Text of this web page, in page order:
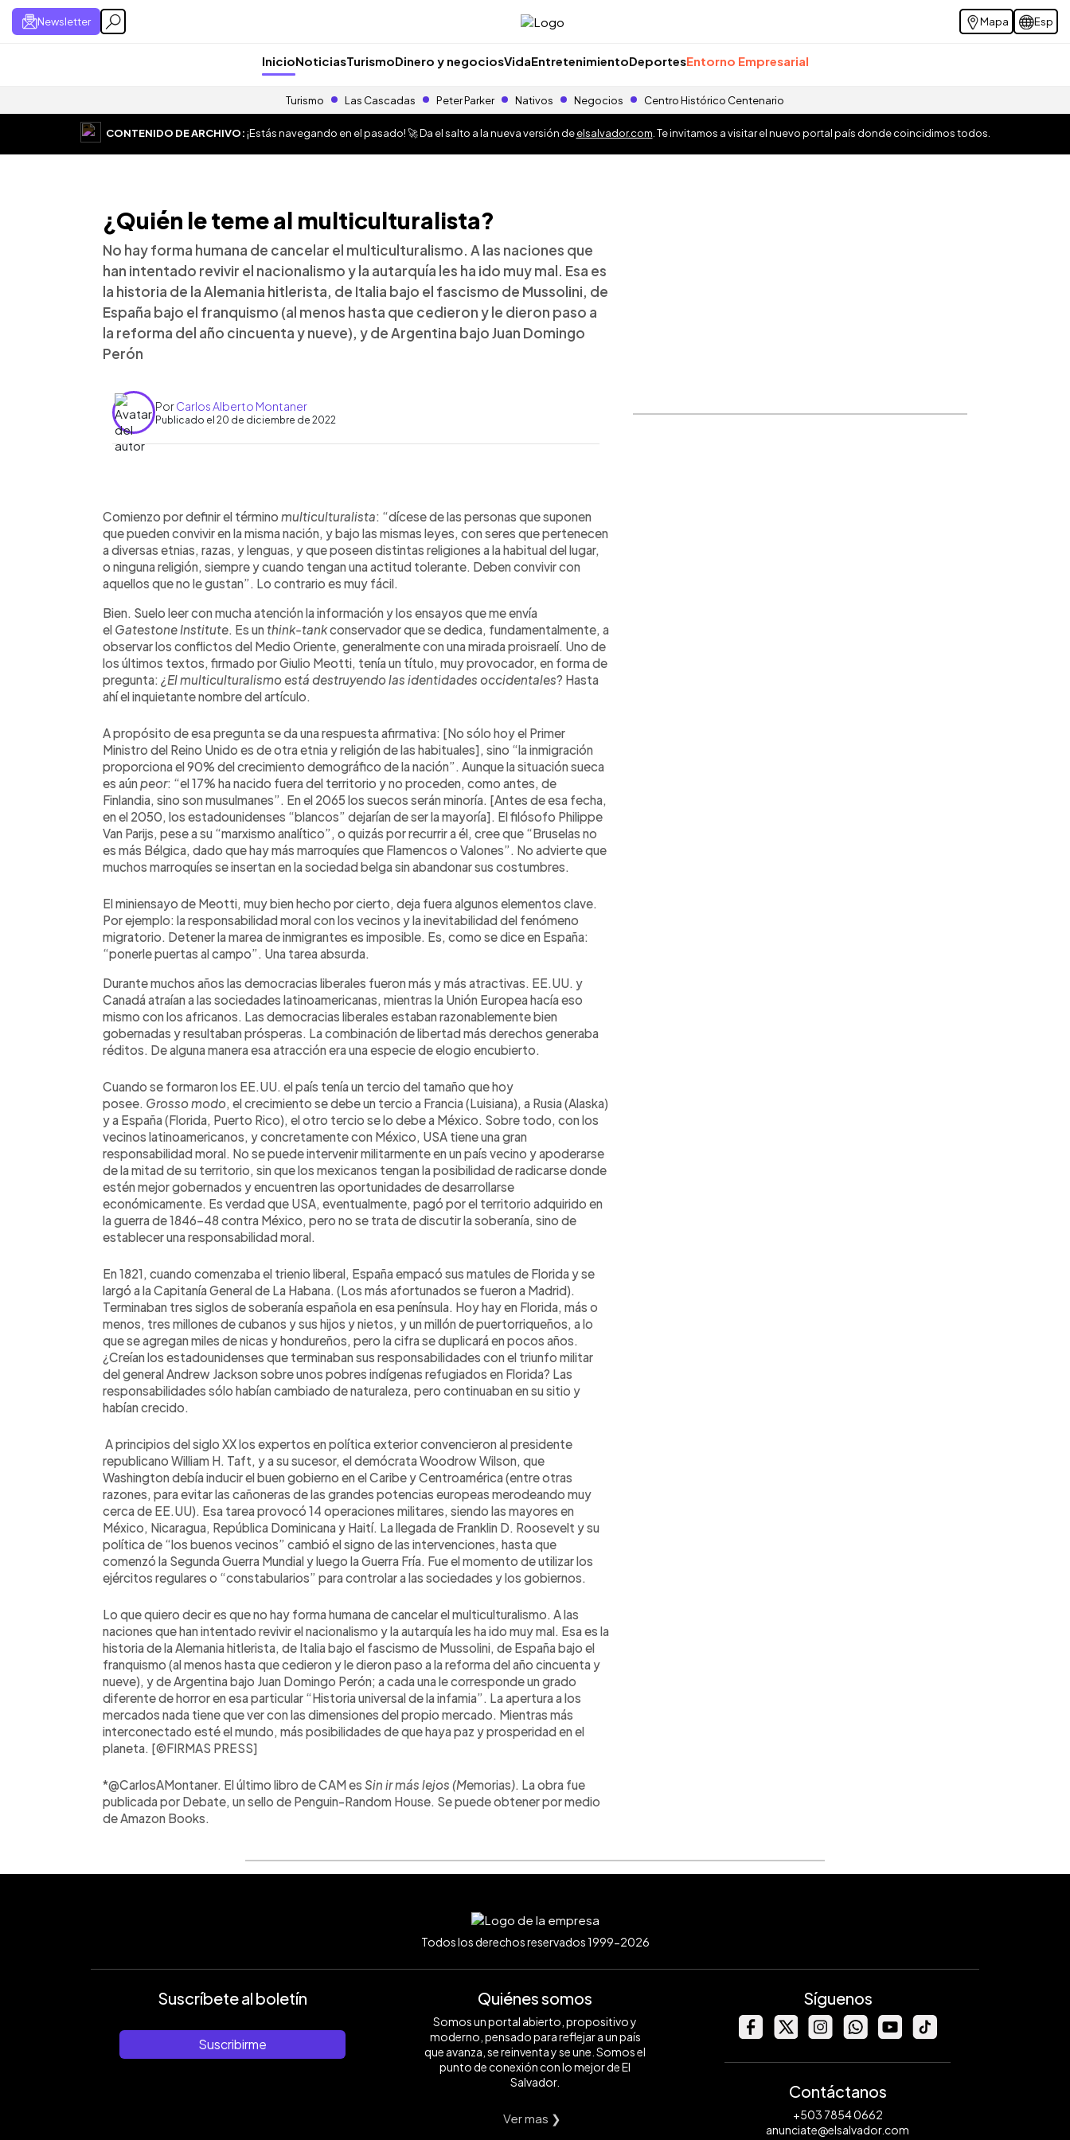
Newsletter Mapa Esp
InicioNoticiasTurismoDinero y negociosVidaEntretenimientoDeportesEntorno Empresarial
Turismo Las Cascadas Peter Parker Nativos Negocios Centro Histórico Centenario
CONTENIDO DE ARCHIVO:¡Estás navegando en el pasado! 🚀 Da el salto a la nueva versión deelsalvador.com . Te invitamos a visitar el nuevo portal país donde coincidimos todos.
¿Quién le teme al multiculturalista?
No hay forma humana de cancelar el multiculturalismo. A las naciones que
han intentado revivir el nacionalismo y la autarquía les ha ido muy mal. Esa es
la historia de la Alemania hitlerista, de Italia bajo el fascismo de Mussolini, de
España bajo el franquismo (al menos hasta que cedieron y le dieron paso a
la reforma del año cincuenta y nueve), y de Argentina bajo Juan Domingo
Perón
PorCarlos Alberto Montaner
Publicado el 20 de diciembre de 2022
Escuchar artículo
Comienzo por definir el término multiculturalista: “dícese de las personas que suponen
que pueden convivir en la misma nación, y bajo las mismas leyes, con seres que pertenecen
a diversas etnias, razas, y lenguas, y que poseen distintas religiones a la habitual del lugar,
o ninguna religión, siempre y cuando tengan una actitud tolerante. Deben convivir con
aquellos que no le gustan”. Lo contrario es muy fácil.
Bien. Suelo leer con mucha atención la información y los ensayos que me envía
el Gatestone Institute. Es un think-tankconservador que se dedica, fundamentalmente, a
observar los conflictos del Medio Oriente, generalmente con una mirada proisraelí. Uno de
los últimos textos, firmado por Giulio Meotti, tenía un título, muy provocador, en forma de
pregunta: ¿El multiculturalismo está destruyendo las identidades occidentales? Hasta
ahí el inquietante nombre del artículo.
A propósito de esa pregunta se da una respuesta afirmativa: [No sólo hoy el Primer
Ministro del Reino Unido es de otra etnia y religión de las habituales], sino “la inmigración
proporciona el 90% del crecimiento demográfico de la nación”. Aunque la situación sueca
es aúnpeor: “el 17% ha nacido fuera del territorio y no proceden, como antes, de
Finlandia, sino son musulmanes”. En el 2065 los suecos serán minoría. [Antes de esa fecha,
en el 2050, los estadounidenses “blancos” dejarían de ser la mayoría]. El filósofo Philippe
Van Parijs, pese a su “marxismo analítico”, o quizás por recurrir a él, cree que “Bruselas no
es más Bélgica, dado que hay más marroquíes que Flamencos o Valones”. No advierte que
muchos marroquíes se insertan en la sociedad belga sin abandonar sus costumbres.
El miniensayo de Meotti, muy bien hecho por cierto, deja fuera algunos elementos clave.
Por ejemplo: la responsabilidad moral con los vecinos y la inevitabilidad del fenómeno
migratorio. Detener la marea de inmigrantes es imposible. Es, como se dice en España:
“ponerle puertas al campo”. Una tarea absurda.
Durante muchos años las democracias liberales fueron más y más atractivas. EE.UU. y
Canadá atraían a las sociedades latinoamericanas, mientras la Unión Europea hacía eso
mismo con los africanos. Las democracias liberales estaban razonablemente bien
gobernadas y resultaban prósperas. La combinación de libertad más derechos generaba
réditos. De alguna manera esa atracción era una especie de elogio encubierto.
Cuando se formaron los EE.UU. el país tenía un tercio del tamaño que hoy
posee. Grossomodo, el crecimiento se debe un tercio a Francia (Luisiana), a Rusia (Alaska)
y a España (Florida, Puerto Rico), el otro tercio se lo debe a México. Sobre todo, con los
vecinos latinoamericanos, y concretamente con México, USA tiene una gran
responsabilidad moral. No se puede intervenir militarmente en un país vecino y apoderarse
de la mitad de su territorio, sin que los mexicanos tengan la posibilidad de radicarse donde
estén mejor gobernados y encuentren las oportunidades de desarrollarse
económicamente. Es verdad que USA, eventualmente, pagó por el territorio adquirido en
la guerra de 1846-48 contra México, pero no se trata de discutir la soberanía, sino de
establecer una responsabilidad moral.
En 1821, cuando comenzaba el trienio liberal, España empacó sus matules de Florida y se
largó a la Capitanía General de La Habana. (Los más afortunados se fueron a Madrid).
Terminaban tres siglos de soberanía española en esa península. Hoy hay en Florida, más o
menos, tres millones de cubanos y sus hijos y nietos, y un millón de puertorriqueños, a lo
que se agregan miles de nicas y hondureños, pero la cifra se duplicará en pocos años.
¿Creían los estadounidenses que terminaban sus responsabilidades con el triunfo militar
del general Andrew Jackson sobre unos pobres indígenas refugiados en Florida? Las
responsabilidades sólo habían cambiado de naturaleza, pero continuaban en su sitio y
habían crecido.
A principios del siglo XX los expertos en política exterior convencieron al presidente
republicano William H. Taft, y a su sucesor, el demócrata Woodrow Wilson, que
Washington debía inducir el buen gobierno en el Caribe y Centroamérica (entre otras
razones, para evitar las cañoneras de las grandes potencias europeas merodeando muy
cerca de EE.UU). Esa tarea provocó 14 operaciones militares, siendo las mayores en
México, Nicaragua, República Dominicana y Haití. La llegada de Franklin D. Roosevelt y su
política de “los buenos vecinos” cambió el signo de las intervenciones, hasta que
comenzó la Segunda Guerra Mundial y luego la Guerra Fría. Fue el momento de utilizar los
ejércitos regulares o “constabularios” para controlar a las sociedades y los gobiernos.
Lo que quiero decir es que no hay forma humana de cancelar el multiculturalismo. A las
naciones que han intentado revivir el nacionalismo y la autarquía les ha ido muy mal. Esa es la
historia de la Alemania hitlerista, de Italia bajo el fascismo de Mussolini, de España bajo el
franquismo (al menos hasta que cedieron y le dieron paso a la reforma del año cincuenta y
nueve), y de Argentina bajo Juan Domingo Perón; a cada una le corresponde un grado
diferente de horror en esa particular “Historia universal de la infamia”. La apertura a los
mercados nada tiene que ver con las dimensiones del propio mercado. Mientras más
interconectado esté el mundo, más posibilidades de que haya paz y prosperidad en el
planeta. [©FIRMAS PRESS]
*@CarlosAMontaner. El último libro de CAM es Sin ir más lejos (Memorias). La obra fue
publicada por Debate, un sello de Penguin-Random House. Se puede obtener por medio
de Amazon Books.
Todos los derechos reservados 1999-2026
Suscríbete al boletín
Suscribirme
Quiénes somos
Somos un portal abierto, propositivo y
moderno, pensado para reflejar a un país
que avanza, se reinventa y se une. Somos el
punto de conexión con lo mejor de El
Salvador.
Ver mas ❯
Síguenos
Contáctanos
+503 7854 0662
anunciate@elsalvador.com